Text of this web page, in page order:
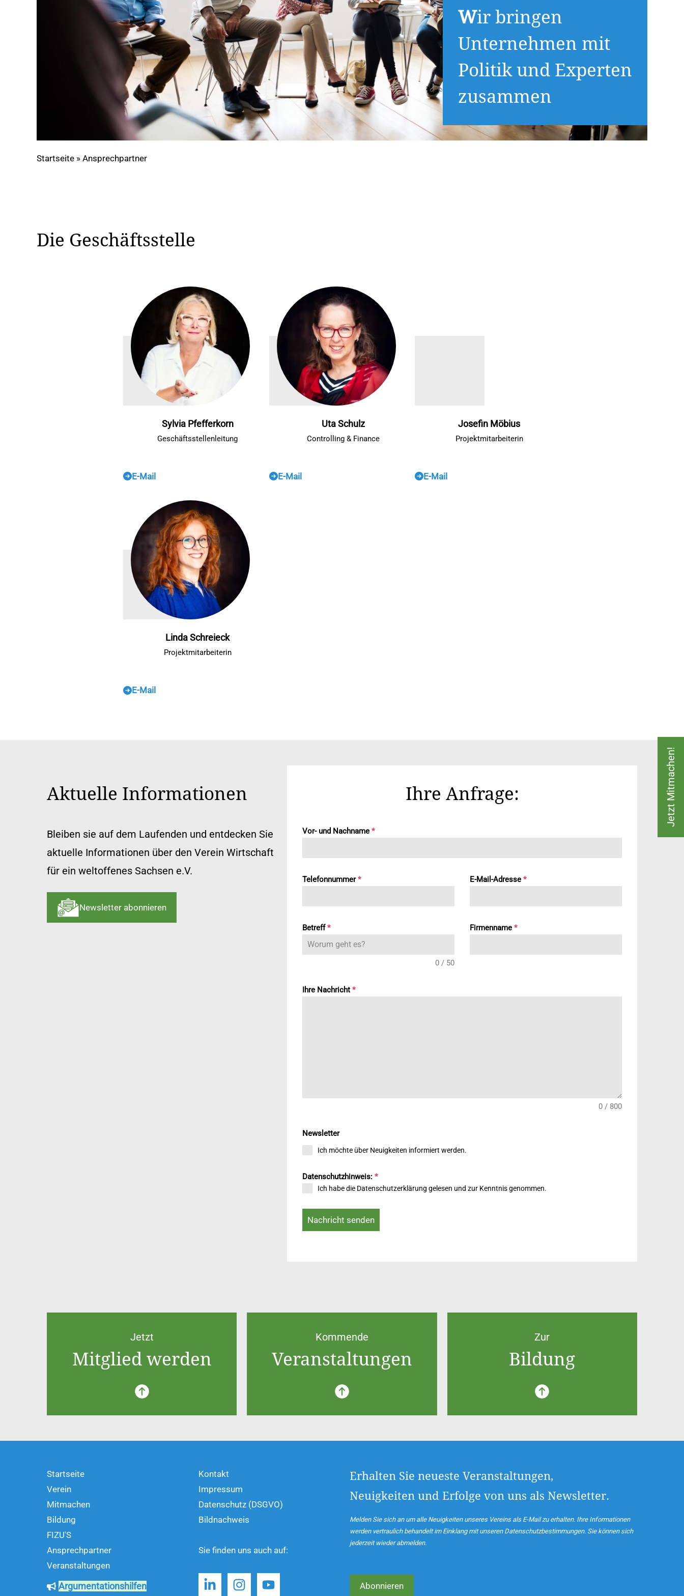
Wir bringen
Unternehmen mit
Politik und Experten
zusammen
Startseite » Ansprechpartner
Die Geschäftsstelle
Sylvia Pfefferkorn
Geschäftsstellenleitung
E-Mail
Uta Schulz
Controlling & Finance
E-Mail
Josefin Möbius
Projektmitarbeiterin
E-Mail
Linda Schreieck
Projektmitarbeiterin
E-Mail
Aktuelle Informationen
Bleiben sie auf dem Laufenden und entdecken Sie
aktuelle Informationen über den Verein Wirtschaft
für ein weltoffenes Sachsen e.V.
Newsletter abonnieren
Ihre Anfrage:
Vor- und Nachname *
Telefonnummer* E-Mail-Adresse *
Betreff*
0 / 50
Firmenname *
Ihre Nachricht *
0 / 800
Newsletter
Ich möchte über Neuigkeiten informiert werden.
Datenschutzhinweis: *
Ich habe die Datenschutzerklärung gelesen und zur Kenntnis genommen.
Nachricht senden
Jetzt
Mitglied werden
Kommende
Veranstaltungen
Zur
Bildung
Jetzt Mitmachen!
Startseite
Verein
Mitmachen
Bildung
FIZU'S
Ansprechpartner
Veranstaltungen
Argumentationshilfen
Kontakt
Impressum
Datenschutz (DSGVO)
Bildnachweis
Sie finden uns auch auf:
Erhalten Sie neueste Veranstaltungen,
Neuigkeiten und Erfolge von uns als Newsletter.
Melden Sie sich an um alle Neuigkeiten unseres Vereins als E-Mail zu erhalten. Ihre Informationen
werden vertraulich behandelt im Einklang mit unseren Datenschutzbestimmungen. Sie können sich
jederzeit wieder abmelden.
Abonnieren